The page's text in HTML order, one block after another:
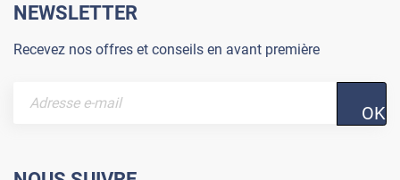
NEWSLETTER
Recevez nos offres et conseils en avant première
OK